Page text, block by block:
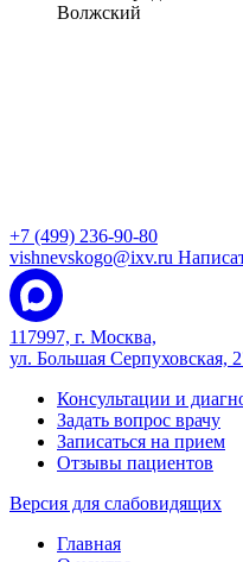
Волжский
+7 (499) 236-90-80
vishnevskogo@ixv.ru
117997, г. Москва,
ул. Большая Серпуховская,
Консультации и
Задать вопрос врачу
Записаться на прием
Отзывы пациентов
Версия для слабовидящих
Главная